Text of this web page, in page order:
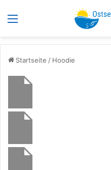
Menü
Startseite / Hoodie